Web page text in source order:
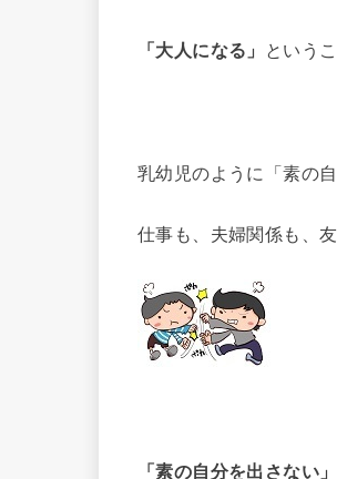
「大人になる」 というこ
乳幼児のように「素の
仕事も、夫婦関係も、
「素の自分を出さない